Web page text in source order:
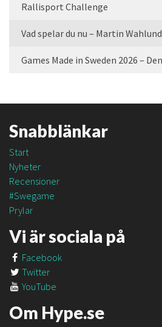
Rallisport Challenge
Vad spelar du nu – Martin Wahlund
Snabblänkar
Start
Nyheter
Recensioner
#Swegame
Prylar
Vi är sociala på
Facebook
Twitter
YouTube
Om Hype.se